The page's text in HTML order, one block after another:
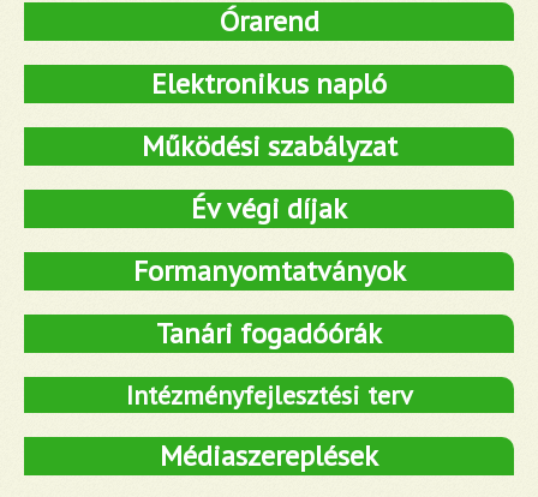
Órarend
Elektronikus napló
Működési szabályzat
Év végi díjak
Formanyomtatványok
Tanári fogadóórák
Intézményfejlesztési terv
Médiaszereplések